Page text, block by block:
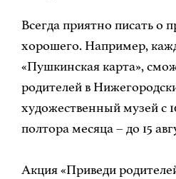
Всегда приятно писать о
хорошего. Например,
«Пушкинская карта»,
родителей в
художественный музей с
полтора месяца – до 15
Акция «Приведи